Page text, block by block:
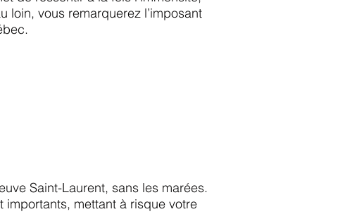
Saint-Laurent, sans les marées.
importants, mettant à risque votre
loin, vous remarquerez l’imposant